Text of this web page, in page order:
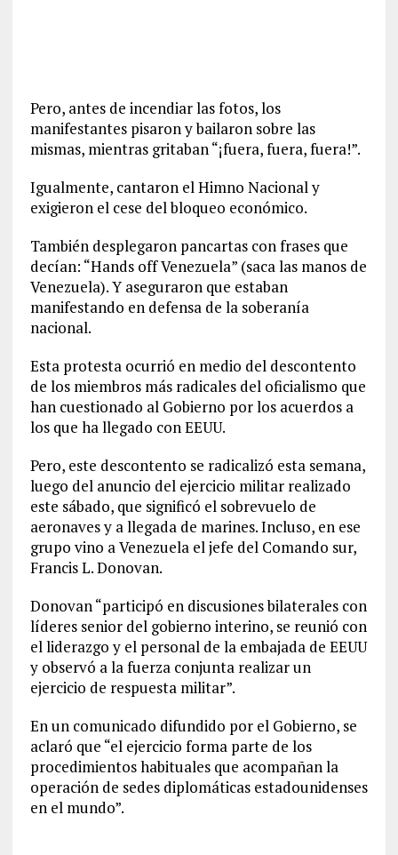
Pero, antes de incendiar las fotos, los
manifestantes pisaron y bailaron sobre las
mismas, mientras gritaban “¡fuera, fuera, fuera!”.
Igualmente, cantaron el Himno Nacional y
exigieron el cese del bloqueo económico.
También desplegaron pancartas con frases que
decían: “Hands off Venezuela” (saca las manos de
Venezuela). Y aseguraron que estaban
manifestando en defensa de la soberanía
nacional.
Esta protesta ocurrió en medio del descontento
de los miembros más radicales del oficialismo que
han cuestionado al Gobierno por los acuerdos a
los que ha llegado con EEUU.
Pero, este descontento se radicalizó esta semana,
luego del anuncio del ejercicio militar realizado
este sábado, que significó el sobrevuelo de
aeronaves y a llegada de marines. Incluso, en ese
grupo vino a Venezuela el jefe del Comando sur,
Francis L. Donovan.
Donovan “participó en discusiones bilaterales con
líderes senior del gobierno interino, se reunió con
el liderazgo y el personal de la embajada de EEUU
y observó a la fuerza conjunta realizar un
ejercicio de respuesta militar”.
En un comunicado difundido por el Gobierno, se
aclaró que “el ejercicio forma parte de los
procedimientos habituales que acompañan la
operación de sedes diplomáticas estadounidenses
en el mundo”.